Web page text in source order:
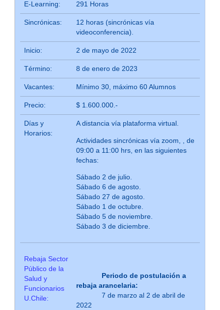
E-Learning: 291 Horas
Sincrónicas:
12 horas (sincrónicas vía
videoconferencia).
Inicio: 2 de mayo de 2022
Término: 8 de enero de 2023
Vacantes: Mínimo 30, máximo 60 Alumnos
Precio: $ 1.600.000.-
Días y
Horarios:
A distancia vía plataforma virtual.
Actividades sincrónicas vía zoom, , de
09:00 a 11:00 hrs, en las siguientes
fechas:
Sábado 2 de julio.
Sábado 6 de agosto.
Sábado 27 de agosto.
Sábado 1 de octubre.
Sábado 5 de noviembre.
Sábado 3 de diciembre.
Rebaja Sector
Público de la
Salud y
Funcionarios
U.Chile:
Periodo de postulación a
rebaja arancelaria:
7 de marzo al 2 de abril de
2022